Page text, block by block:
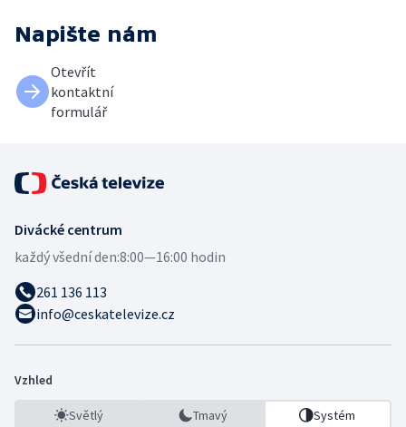
Napište nám
Otevřít
kontaktní
formulář
Divácké centrum
každý všední den:8:00—16:00 hodin
261 136 113
info@ceskatelevize.cz
Vzhled
Světlý Tmavý Systém